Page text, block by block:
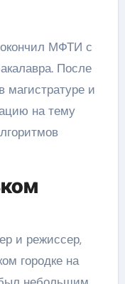
МФТИ с
После
магистратуре и
на тему
и режиссер,
городке на